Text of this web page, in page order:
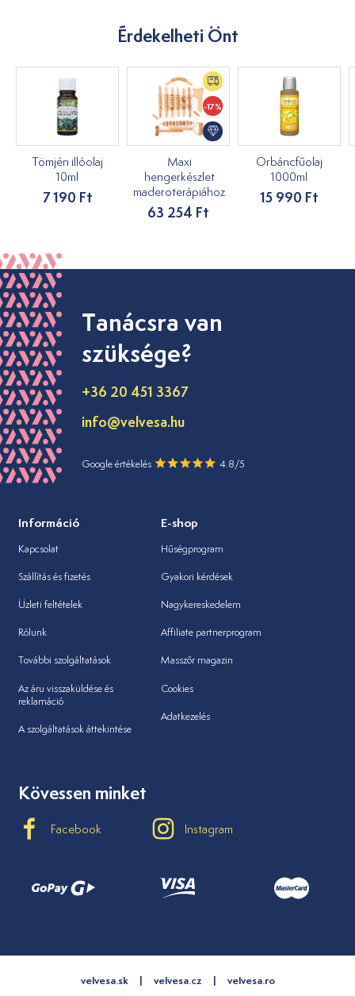
Érdekelheti Önt
Tömjén illóolaj
10ml
7 190 Ft
-17%
Maxi
hengerkészlet
maderoterápiához
63 254 Ft
Orbáncfűolaj
1000ml
15 990 Ft
Tanácsra van
szüksége?
+36 20 451 3367
info@velvesa.hu
Google értékelés 4.8/5
Információ
Kapcsolat
Szállítás és fizetés
Üzleti feltételek
Rólunk
További szolgáltatások
Az áru visszaküldése és
reklamáció
A szolgáltatások áttekintése
E-shop
Hűségprogram
Gyakori kérdések
Nagykereskedelem
Affiliate partnerprogram
Masszőr magazin
Cookies
Adatkezelés
Kövessen minket
Facebook Instagram
velvesa.sk velvesa.cz velvesa.ro